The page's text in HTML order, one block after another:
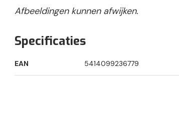
Afbeeldingen kunnen afwijken.
Specificaties
EAN 5414099236779